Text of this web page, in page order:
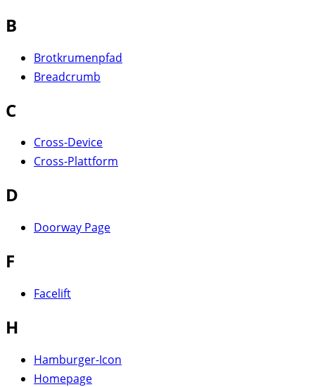
B
Brotkrumenpfad
Breadcrumb
C
Cross-Device
Cross-Plattform
D
Doorway Page
F
Facelift
H
Hamburger-Icon
Homepage